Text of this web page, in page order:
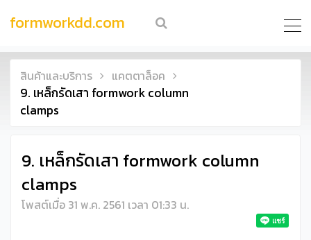
formworkdd.com
สินค้าและบริการ แคตตาล็อค
9. เหล็กรัดเสา formwork column
clamps
9. เหล็กรัดเสา formwork column
clamps
โพสต์เมื่อ 31 พ.ค. 2561 เวลา 01:33 น.